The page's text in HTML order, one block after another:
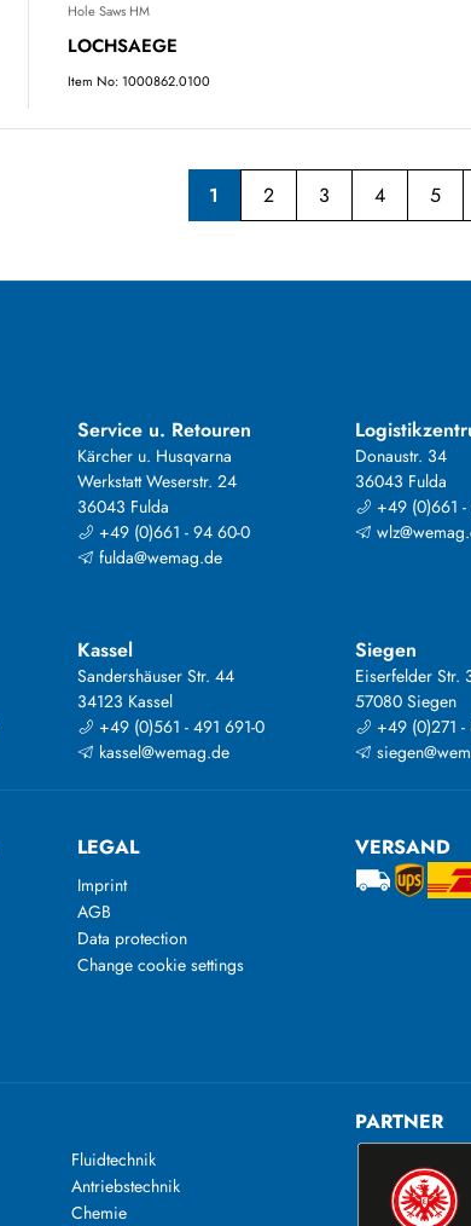
Hole Saws HM
LOCHSAEGE
Item No: 1000862.0100
1 2 3 4 5
Service u. Retouren
Kärcher u. Husqvarna
Werkstatt Weserstr. 24
36043 Fulda
+49 (0)661 - 94 60-0
fulda@wemag.de
Donaustr. 34
36043 Fulda
+49 (0)661
Kassel
Sandershäuser Str. 44
34123 Kassel
+49 (0)561 - 491 691-0
kassel@wemag.de
Siegen
Eiserfelder Str.
57080 Siegen
+49 (0)271
LEGAL
Imprint
AGB
Data protection
Change cookie settings
VERSAND
Fluidtechnik
Antriebstechnik
Chemie
PARTNER